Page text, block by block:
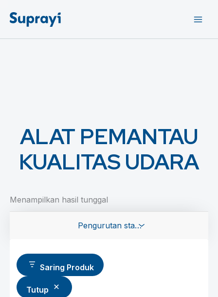
ALAT PEMANTAU
KUALITAS UDARA
Menampilkan hasil tunggal
Saring Produk
Tutup